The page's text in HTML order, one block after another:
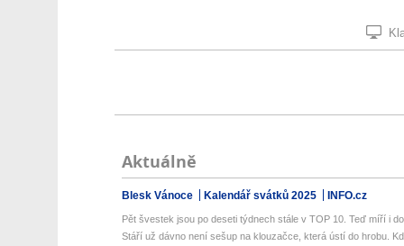
Aktuálně
Blesk Vánoce Kalendář svátků 2025 INFO.cz
Pět švestek jsou po deseti týdnech stále v TOP 10. Teď míří i
Stáří už dávno není sešup na klouzačce, která ústí do hrobu.